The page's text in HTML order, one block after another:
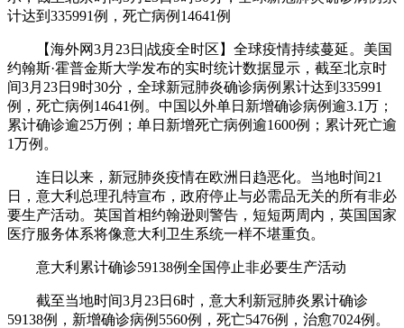
计达到335991例，死亡病例14641例
【海外网3月23日|战疫全时区】全球疫情持续蔓延。美国
约翰斯·霍普金斯大学发布的实时统计数据显示，截至北京时
间3月23日9时30分，全球新冠肺炎确诊病例累计达到335991
例，死亡病例14641例。中国以外单日新增确诊病例逾3.1万；
累计确诊逾25万例；单日新增死亡病例逾1600例；累计死亡逾
1万例。
连日以来，新冠肺炎疫情在欧洲日趋恶化。当地时间21
日，意大利总理孔特宣布，政府停止与必需品无关的所有非必
要生产活动。英国首相约翰逊则警告，短短两周内，英国国家
医疗服务体系将像意大利卫生系统一样不堪重负。
意大利累计确诊59138例全国停止非必要生产活动
截至当地时间3月23日6时，意大利新冠肺炎累计确诊
59138例，新增确诊病例5560例，死亡5476例，治愈7024例。